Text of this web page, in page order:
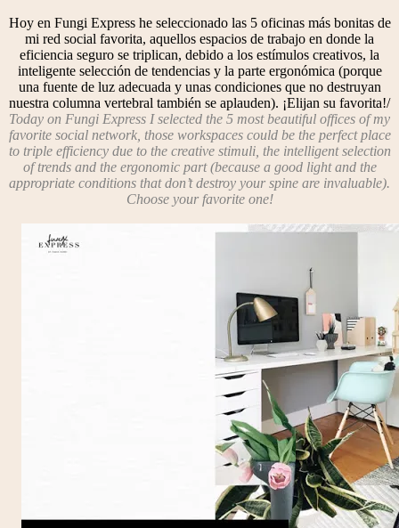
Hoy en Fungi Express he seleccionado las 5 oficinas más bonitas de
mi red social favorita, aquellos espacios de trabajo en donde la
eficiencia seguro se triplican, debido a los estímulos creativos, la
inteligente selección de tendencias y la parte ergonómica (porque
una fuente de luz adecuada y unas condiciones que no destruyan
nuestra columna vertebral también se aplauden). ¡Elijan su favorita!/
Today on Fungi Express I selected the 5 most beautiful offices of my
favorite social network, those workspaces could be the perfect place
to triple efficiency due to the creative stimuli, the intelligent selection
of trends and the ergonomic part (because a good light and the
appropriate conditions that don’t destroy your spine are invaluable).
Choose your favorite one!